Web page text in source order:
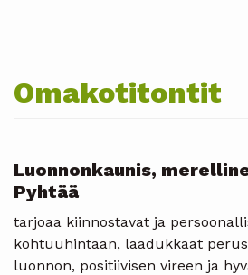
Omakotitontit
Luonnonkaunis,
Pyhtää
tarjoaa kiinnostavat ja
kohtuuhintaan, laadukkaat
luonnon, positiivisen vireen ja